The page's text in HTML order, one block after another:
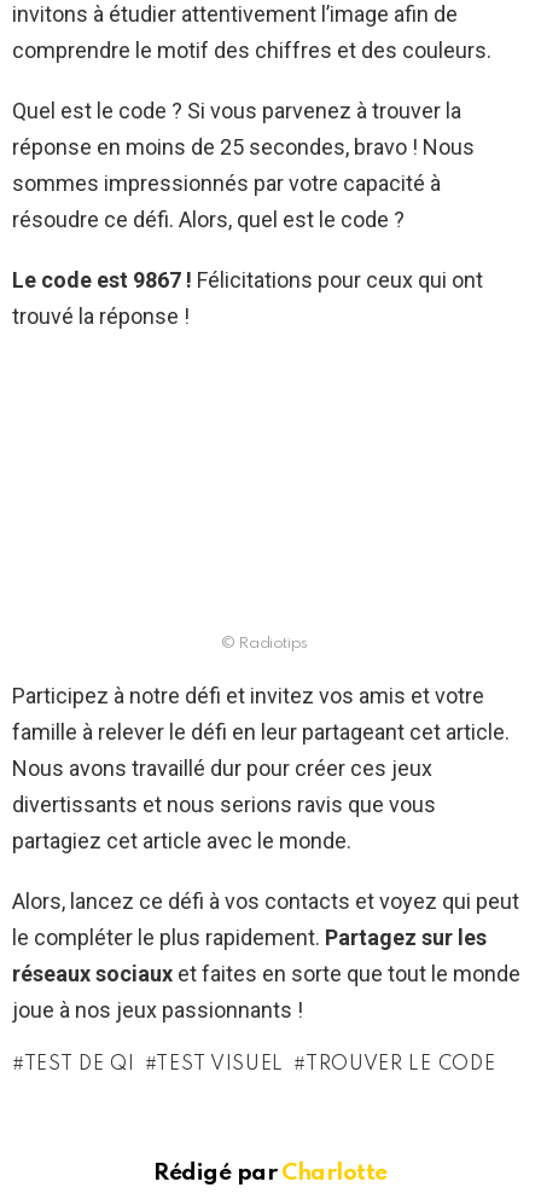
invitons à étudier attentivement l’image afin de
comprendre le motif des chiffres et des couleurs.
Quel est le code ? Si vous parvenez à trouver la
réponse en moins de 25 secondes, bravo ! Nous
sommes impressionnés par votre capacité à
résoudre ce défi. Alors, quel est le code ?
Le code est 9867 ! Félicitations pour ceux qui ont
trouvé la réponse !
© Radiotips
Participez à notre défi et invitez vos amis et votre
famille à relever le défi en leur partageant cet article.
Nous avons travaillé dur pour créer ces jeux
divertissants et nous serions ravis que vous
partagiez cet article avec le monde.
Alors, lancez ce défi à vos contacts et voyez qui peut
le compléter le plus rapidement. Partagez sur les
réseaux sociaux et faites en sorte que tout le monde
joue à nos jeux passionnants !
TEST DE QI TEST VISUEL TROUVER LE CODE
Rédigé par Charlotte